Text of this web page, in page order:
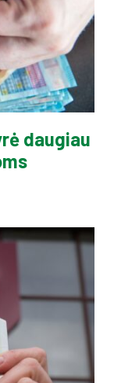
daugiau